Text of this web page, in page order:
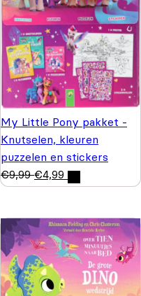
My Little Pony pakket -
Knutselen, kleuren
puzzelen en stickers
€9,99 €4,99